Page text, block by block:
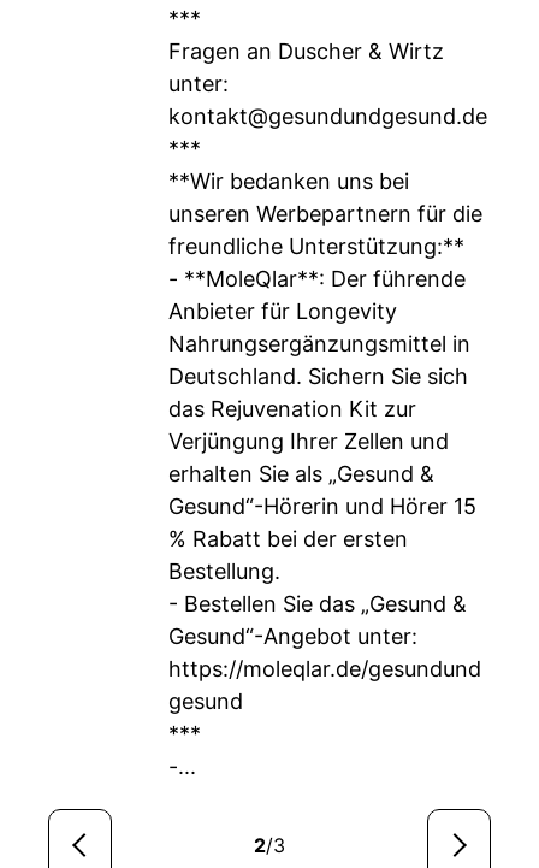
***
Fragen an Duscher & Wirtz
unter:
kontakt@gesundundgesund.de
***
**Wir bedanken uns bei
unseren Werbepartnern für die
freundliche Unterstützung:**
- **MoleQlar**: Der führende
Anbieter für Longevity
Nahrungsergänzungsmittel in
Deutschland. Sichern Sie sich
das Rejuvenation Kit zur
Verjüngung Ihrer Zellen und
erhalten Sie als „Gesund &
Gesund“-Hörerin und Hörer 15
% Rabatt bei der ersten
Bestellung.
- Bestellen Sie das „Gesund &
Gesund“-Angebot unter:
https://moleqlar.de/gesundund
gesund
***
-...
2/3